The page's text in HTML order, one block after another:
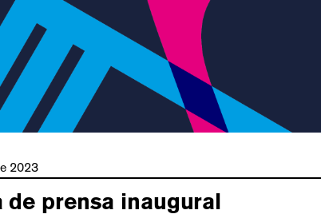
2023
de prensa inaugural